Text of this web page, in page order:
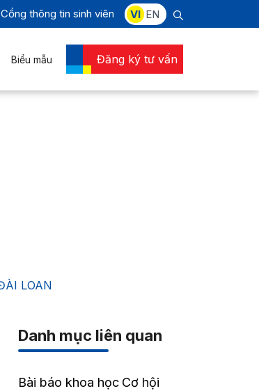
Cổng thông tin sinh viên VI EN
Biểu mẫu Đăng ký tư vấn
LOAN
Danh mục liên quan
Bài báo khoa học Cơ hội